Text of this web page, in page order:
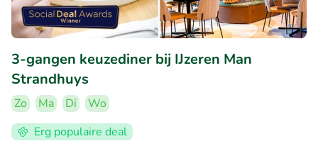
3-gangen keuzediner bij IJzeren Man
Strandhuys
Zo Ma Di
Wo
Erg populaire deal